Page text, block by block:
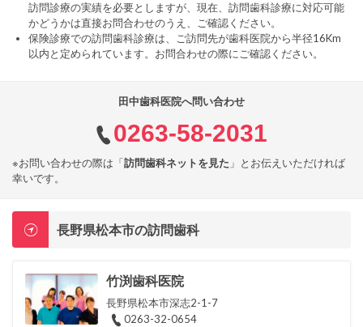
訪問診療の実績を必要としますが、現在、訪問歯科診療に対応可能
かどうかは直接お問合わせのうえ、ご確認ください。
保険診療での訪問歯科診療は、ご訪問先が歯科医院から半径16Km
以内と定められています。お問合わせの際にご確認ください。
田中歯科医院へ問い合わせ
0263-58-2031
※お問い合わせの際は「訪問歯科ネットを見た 」とお伝えいただければ
幸いです。
長野県松本市の訪問歯科
竹渕歯科医院
長野県松本市深志2-1-7
0263-32-0654